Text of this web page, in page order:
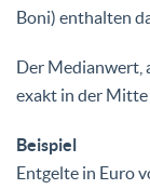
Boni) enthalten
Der Medianwert,
exakt in der Mitte
Beispiel
Entgelte in Euro